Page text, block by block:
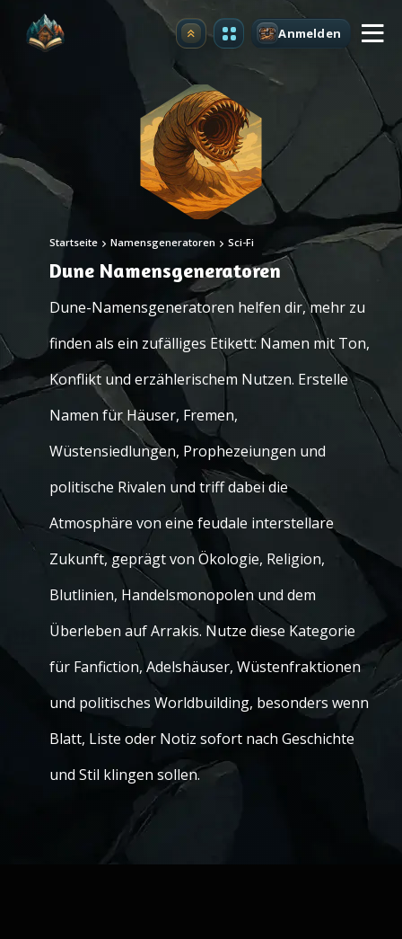
Upgrade Anmelden
Startseite Namensgeneratoren Sci-Fi
Dune Namensgeneratoren
Dune-Namensgeneratoren helfen dir, mehr zu
finden als ein zufälliges Etikett: Namen mit Ton,
Konflikt und erzählerischem Nutzen. Erstelle
Namen für Häuser, Fremen,
Wüstensiedlungen, Prophezeiungen und
politische Rivalen und triff dabei die
Atmosphäre von eine feudale interstellare
Zukunft, geprägt von Ökologie, Religion,
Blutlinien, Handelsmonopolen und dem
Überleben auf Arrakis. Nutze diese Kategorie
für Fanfiction, Adelshäuser, Wüstenfraktionen
und politisches Worldbuilding, besonders wenn
Blatt, Liste oder Notiz sofort nach Geschichte
und Stil klingen sollen.